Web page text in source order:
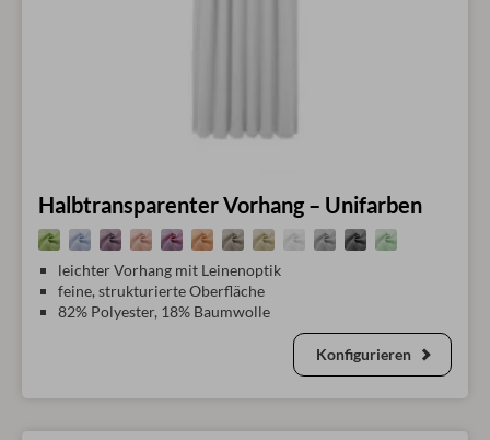
Halbtransparenter Vorhang – Unifarben
leichter Vorhang mit Leinenoptik
feine, strukturierte Oberfläche
82% Polyester, 18% Baumwolle